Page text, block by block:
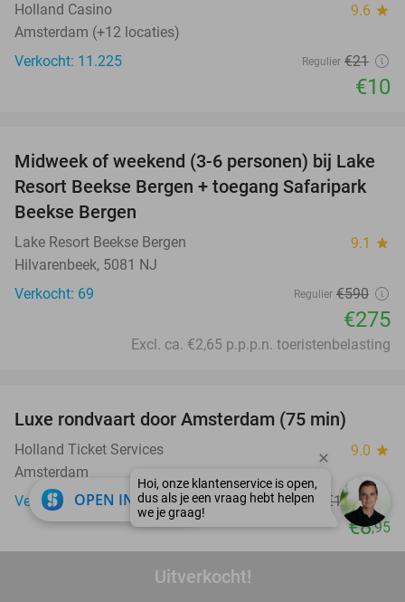
Uitverkocht!
Holland Casino 9.6 star
Amsterdam (+12 locaties)
Verkocht: 11.225
Regulier €21
€10
53%
Midweek of weekend (3-6 personen) bij Lake
Resort Beekse Bergen + toegang Safaripark
Beekse Bergen
Lake Resort Beekse Bergen 9.1 star
Hilvarenbeek, 5081 NJ
Verkocht: 69
Regulier €590
€275
Excl. ca. €2,65 p.p.p.n. toeristenbelasting
Luxe rondvaart door Amsterdam (75 min)
Holland Ticket Services 9.0 star
Amsterdam
Verkocht: 3.384
Regulier €14,50
€8,95
favorite_border
OPEN IN APP close